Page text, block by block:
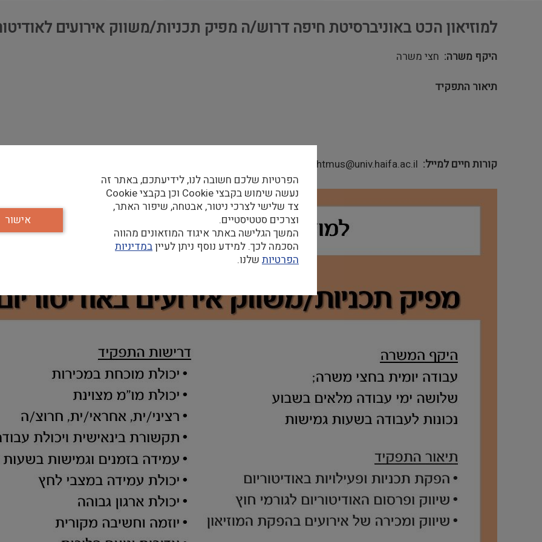
למוזיאון הכט באוניברסיטת חיפה דרוש/ה מפיק תכניות/משווק אירועים
היקף משרה חצי משרה
תיאור התפקיד
קורות חיים למייל hechtmus@univ.haifa.ac.il
הפרטיות שלכם חשובה לנו, לידיעתכם, באתר זה
נעשה שימוש בקבצי Cookie וכן בקבצי Cookie
צד שלישי לצרכי ניטור, אבטחה, שיפור האתר,
וצרכים סטטיסטיים.
המשך הגלישה באתר איגוד המוזאונים מהווה
הסכמה לכך. למידע נוסף ניתן לעייןבמדיניות
הפרטיות שלנו.
אישור